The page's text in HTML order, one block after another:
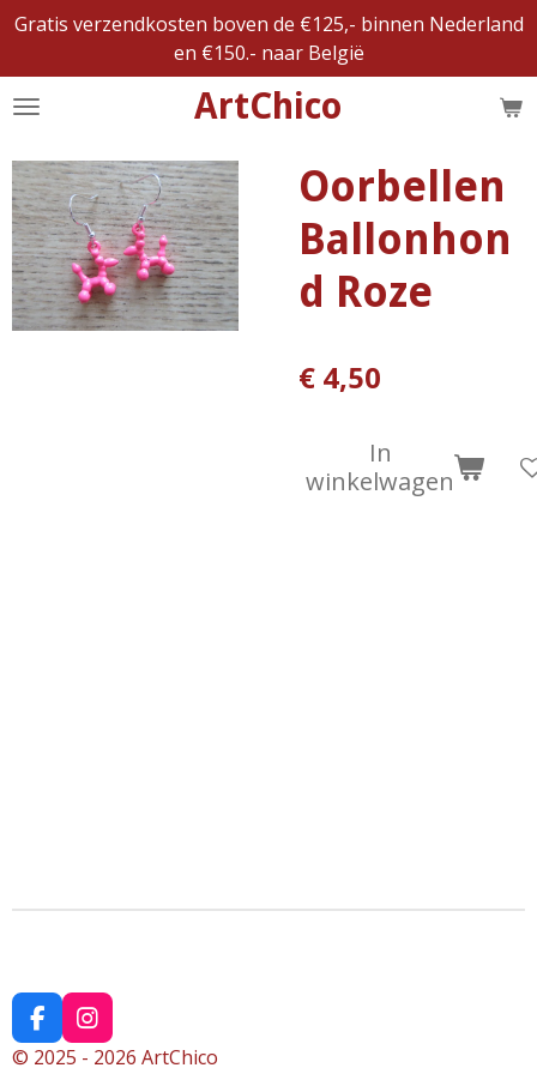
Ga
naar
de
ArtChico
Gratis verzendkosten boven de €125,- binnen Nederland
en €150.- naar België
Oorbellen
Ballonhon
d Roze
€ 4,50
In
winkelwagen
F
a
I
n
© 2025 - 2026 ArtChico